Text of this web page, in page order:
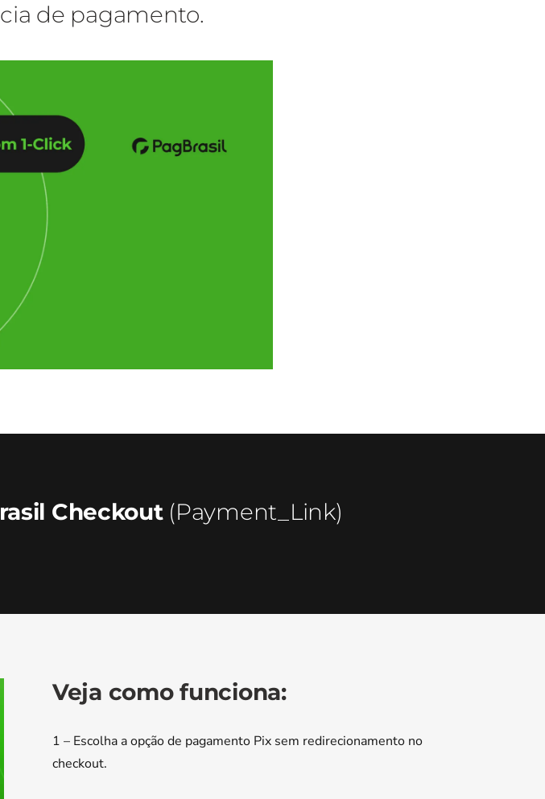
de pagamento.
Checkout(Payment_Link)
Veja como funciona:
1 – Escolha a opção de pagamento Pix sem redirecionamento no
checkout.